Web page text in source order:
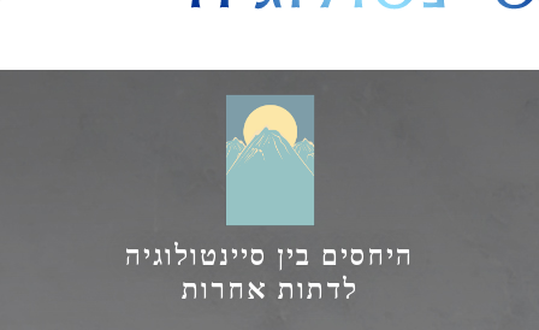
היחסים בין סיינטולוגיה
לדתות אחרות